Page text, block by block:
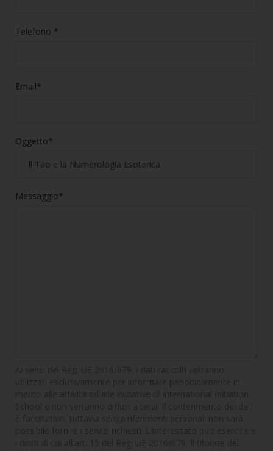
Telefono *
Email*
Oggetto*
Messaggio*